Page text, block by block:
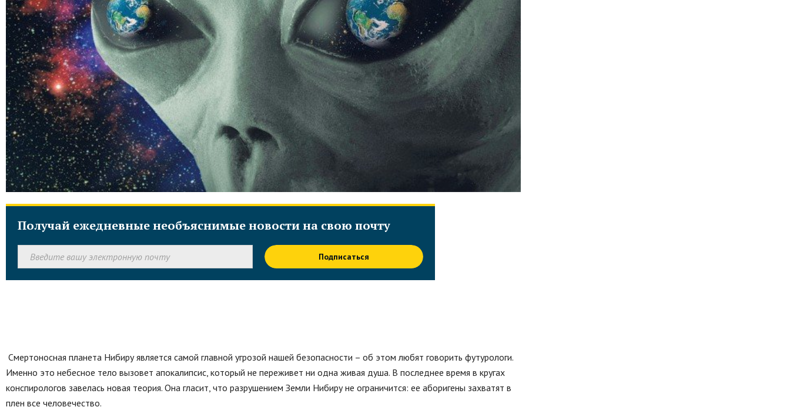
Получай ежедневные необъяснимые новости на свою почту
Подписаться
Смертоносная планета Нибиру является самой главной угрозой нашей безопасности – об этом любят говорить футурологи.
Именно это небесное тело вызовет апокалипсис, который не переживет ни одна живая душа. В последнее время в кругах
конспирологов завелась новая теория. Она гласит, что разрушением Земли Нибиру не ограничится: ее аборигены захватят в
плен все человечество.